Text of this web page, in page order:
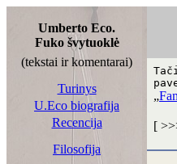
Umberto Eco.
Fuko švytuoklė
(tekstai ir komentarai)
Turinys
U.Eco biografija
Recencija
Filosofija
„
[